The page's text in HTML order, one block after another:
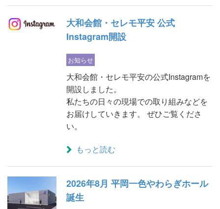
大和会館・セレモ平安 公式
Instagram開設
お知らせ
大和会館・セレモ平安の公式Instagramを
開設しました。
私たちの日々の現場での取り組みなどを
お届けしていきます。 ぜひご覧くださ
い。
もっと読む
2026年8月 平岡一色やわらぎホール
誕生